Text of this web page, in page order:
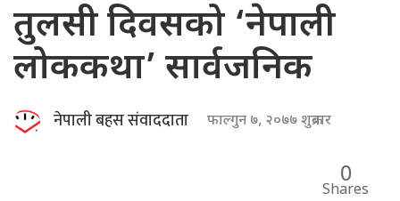
तुलसी दिवसको ‘नेपाली
लोककथा’ सार्वजनिक
नेपाली बहस संवाददाता फाल्गुन ७, २०७७ शुक्रबार
0
Shares